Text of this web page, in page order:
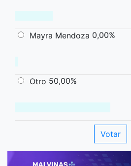
Mayra Mendoza 0,00%
Otro 50,00%